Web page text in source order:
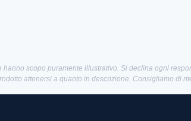
scopo puramente illustrativo. Si declina ogni
attenersi a quanto in descrizione. Consigliamo di